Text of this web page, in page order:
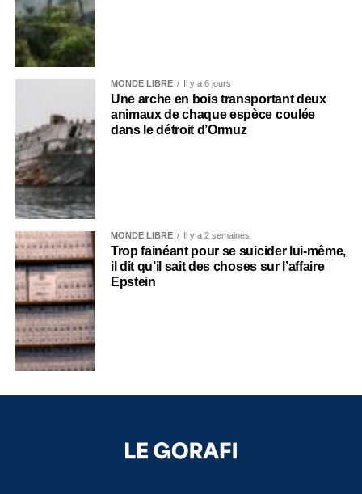
MONDE LIBRE Il y a 6 jours
Une arche en bois transportant deux
animaux de chaque espèce coulée
dans le détroit d’Ormuz
MONDE LIBRE Il y a 2 semaines
Trop fainéant pour se suicider lui-même,
il dit qu’il sait des choses sur l’affaire
Epstein